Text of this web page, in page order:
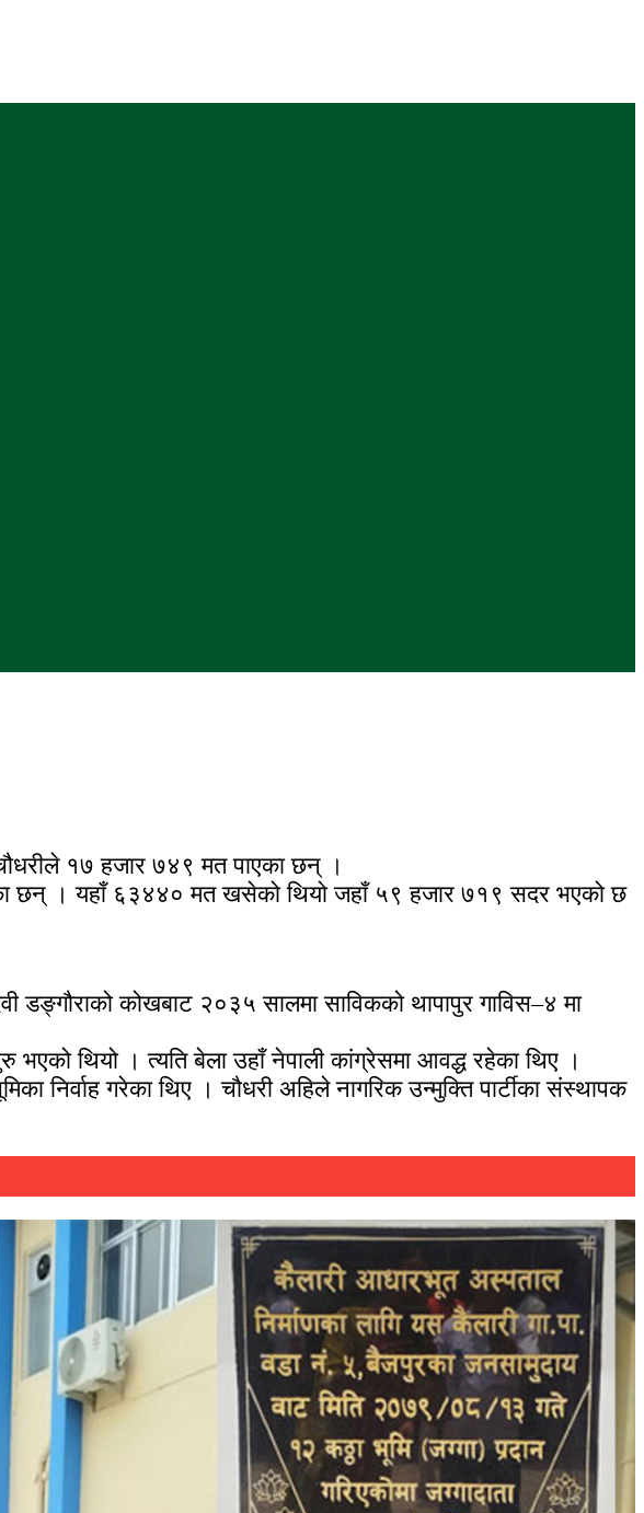
१७ हजार ७४९ मत पाएका छन् ।
छन् । यहाँ ६३४४० मत खसेको थियो जहाँ ५९ हजार ७१९ सदर भएको छ
डङ्गौराको कोखबाट २०३५ सालमा साविकको थापापुर गाविस–४ मा
थियो । त्यति बेला उहाँ नेपाली कांग्रेसमा आवद्ध रहेका थिए ।
निर्वाह गरेका थिए । चौधरी अहिले नागरिक उन्मुक्ति पार्टीका संस्थापक